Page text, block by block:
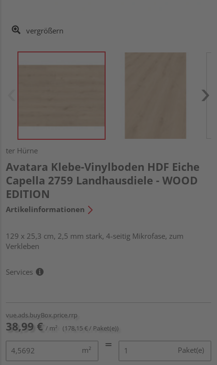
vergrößern
ter Hürne
Avatara Klebe-Vinylboden HDF Eiche
Capella 2759 Landhausdiele - WOOD
EDITION
Artikelinformationen
129 x 25,3 cm, 2,5 mm stark, 4-seitig Mikrofase, zum
Verkleben
Services
vue.ads.buyBox.price.rrp
38,99 € / m² (178,15 € / Paket(e))
m² Paket(e)